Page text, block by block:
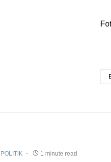
POLITIK 1 minute read